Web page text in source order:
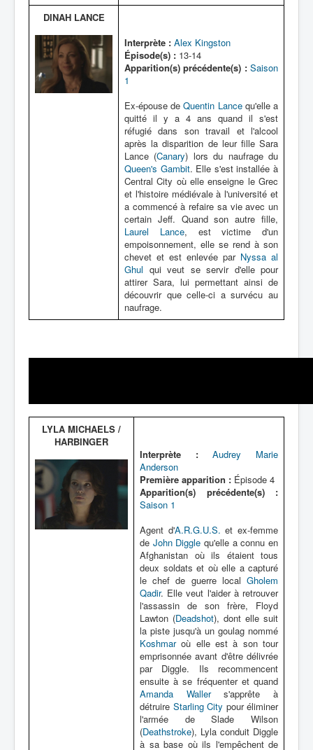
DINAH LANCE
Interprète : Alex Kingston
Épisode(s) : 13-14
Apparition(s) précédente(s) : Saison
1
Ex-épouse deQuentin Lancequ'elle a
quitté il y a 4 ans quand il s'est
réfugié dans son travail et l'alcool
après la disparition de leur fille Sara
Lance (Canary) lors du naufrage du
Queen's Gambit. Elle s'est installée à
Central City où elle enseigne le Grec
et l'histoire médiévale à l'université et
a commencé à refaire sa vie avec un
certain Jeff. Quand son autre fille,
Laurel Lance, est victime d'un
empoisonnement, elle se rend à son
chevet et est enlevée par Nyssa al
Ghul qui veut se servir d'elle pour
attirer Sara, lui permettant ainsi de
découvrir que celle-ci a survécu au
naufrage.
LYLA MICHAELS /
HARBINGER
Interprète :
Audrey Marie
Anderson
Première apparition : Épisode 4
Apparition(s) précédente(s) :
Saison 1
Agent d'A.R.G.U.S. et ex-femme
de John Diggle qu'elle a connu en
Afghanistan où ils étaient tous
deux soldats et où elle a capturé
le chef de guerre local Gholem
Qadir. Elle veut l'aider à retrouver
l'assassin de son frère, Floyd
Lawton (Deadshot), dont elle suit
la piste jusqu'à un goulag nommé
Koshmaroù elle est à son tour
emprisonnée avant d'être délivrée
par Diggle. Ils recommencent
ensuite à se fréquenter et quand
Amanda Wallers'apprête à
détruire Starling City pour éliminer
l'armée de Slade Wilson
(Deathstroke), Lyla conduit Diggle
à sa base où ils l'empêchent de